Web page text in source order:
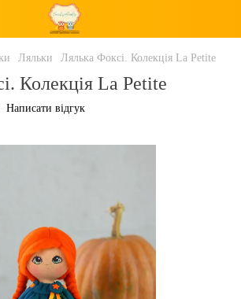
Ляльки Лялька Фоксі. Колекція La Petite
Колекція La Petite
Написати відгук